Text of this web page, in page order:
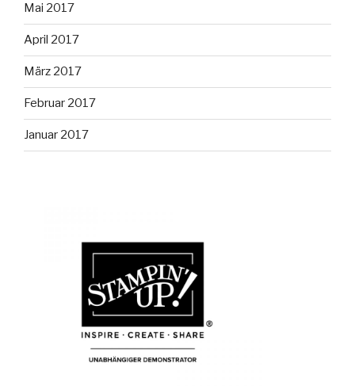
Mai 2017
April 2017
März 2017
Februar 2017
Januar 2017